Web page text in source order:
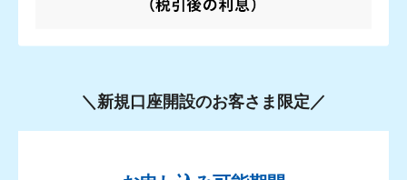
＼新規口座開設のお客さま限定／